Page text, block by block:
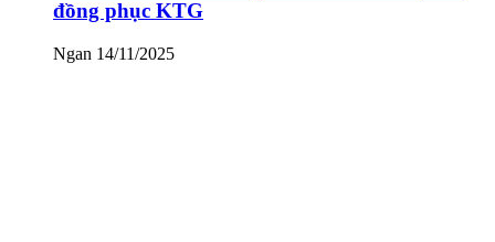
đồng phục KTG
Ngan 14/11/2025